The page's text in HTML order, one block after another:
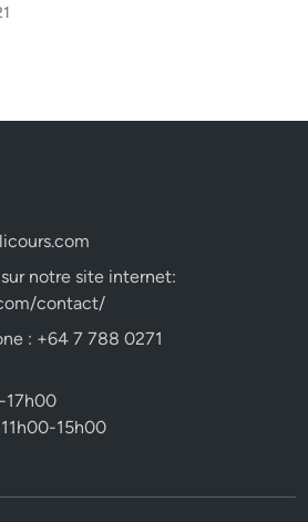
notre site internet:
contact/
: +64 7 788 0271
17h00
15h00